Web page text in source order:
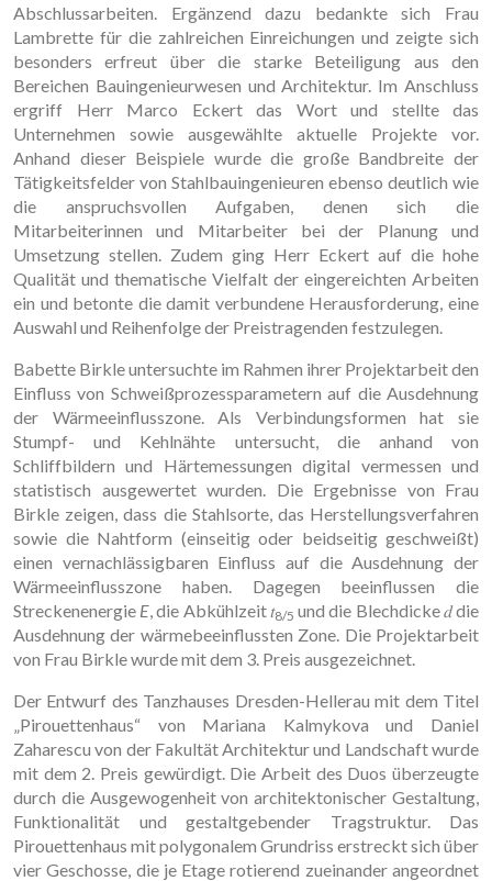
Abschlussarbeiten. Ergänzend dazu bedankte sich Frau
Lambrette für die zahlreichen Einreichungen und zeigte sich
besonders erfreut über die starke Beteiligung aus den
Bereichen Bauingenieurwesen und Architektur. Im Anschluss
ergriff Herr Marco Eckert das Wort und stellte das
Unternehmen sowie ausgewählte aktuelle Projekte vor.
Anhand dieser Beispiele wurde die große Bandbreite der
Tätigkeitsfelder von Stahlbauingenieuren ebenso deutlich wie
die anspruchsvollen Aufgaben, denen sich die
Mitarbeiterinnen und Mitarbeiter bei der Planung und
Umsetzung stellen. Zudem ging Herr Eckert auf die hohe
Qualität und thematische Vielfalt der eingereichten Arbeiten
ein und betonte die damit verbundene Herausforderung, eine
Auswahl und Reihenfolge der Preistragenden festzulegen.
Babette Birkle untersuchte im Rahmen ihrer Projektarbeit den
Einfluss von Schweißprozessparametern auf die Ausdehnung
der Wärmeeinflusszone. Als Verbindungsformen hat sie
Stumpf- und Kehlnähte untersucht, die anhand von
Schliffbildern und Härtemessungen digital vermessen und
statistisch ausgewertet wurden. Die Ergebnisse von Frau
Birkle zeigen, dass die Stahlsorte, das Herstellungsverfahren
sowie die Nahtform (einseitig oder beidseitig geschweißt)
einen vernachlässigbaren Einfluss auf die Ausdehnung der
Wärmeeinflusszone haben. Dagegen beeinflussen die
Streckenenergie E , die Abkühlzeit 𝑡8/5 und die Blechdicke 𝑑 die
Ausdehnung der wärmebeeinflussten Zone. Die Projektarbeit
von Frau Birkle wurde mit dem 3. Preis ausgezeichnet.
Der Entwurf des Tanzhauses Dresden-Hellerau mit dem Titel
„Pirouettenhaus“ von Mariana Kalmykova und Daniel
Zaharescu von der Fakultät Architektur und Landschaft wurde
mit dem 2. Preis gewürdigt. Die Arbeit des Duos überzeugte
durch die Ausgewogenheit von architektonischer Gestaltung,
Funktionalität und gestaltgebender Tragstruktur. Das
Pirouettenhaus mit polygonalem Grundriss erstreckt sich über
vier Geschosse, die je Etage rotierend zueinander angeordnet